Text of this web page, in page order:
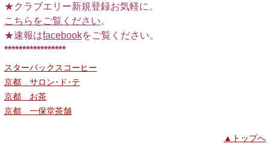
★クラブエリー新規登録お気軽に。
こちらをご覧ください。
★速報はfacebookをご覧ください。
*****************
スターバックスコーヒー
京都 サロン･ド･テ
京都 お茶
京都 一保堂茶舗
▲トップへ